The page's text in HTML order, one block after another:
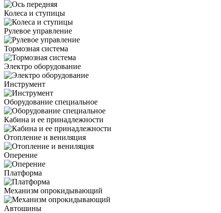
Колеса и ступицы
Рулевое управление
Тормозная система
Электро оборудование
Инструмент
Оборудование специальное
Кабина и ее принадлежности
Отопление и вениляция
Оперение
Платформа
Механизм опрокидывающий
Автошины